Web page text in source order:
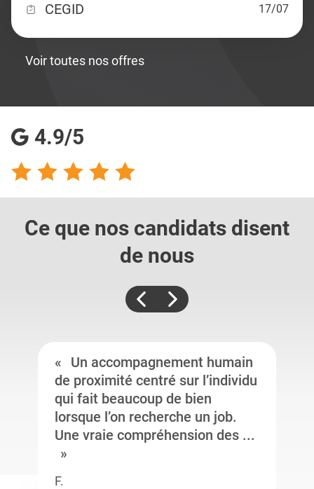
CEGID
17/07
Voir toutes nos offres
4.9/5
Ce que nos candidats disent
de nous
Un accompagnement humain
de proximité centré sur l’individu
qui fait beaucoup de bien
lorsque l’on recherche un job.
Une vraie compréhension des ...
F.